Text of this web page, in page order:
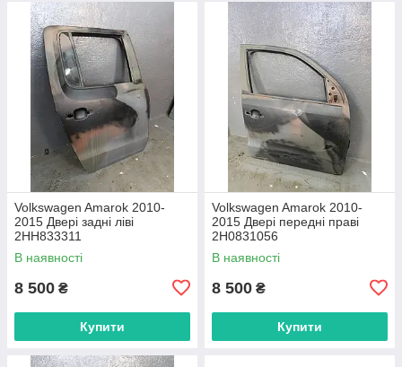
Volkswagen Amarok 2010-
2015 Двері задні ліві
2HH833311
В наявності
8 500 ₴
Купити
Volkswagen Amarok 2010-
2015 Двері передні праві
2H0831056
В наявності
8 500 ₴
Купити